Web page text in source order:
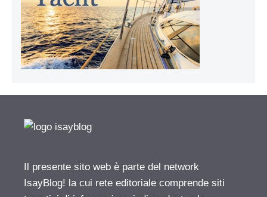
Il presente sito web è parte del network
IsayBlog! la cui rete editoriale comprende siti